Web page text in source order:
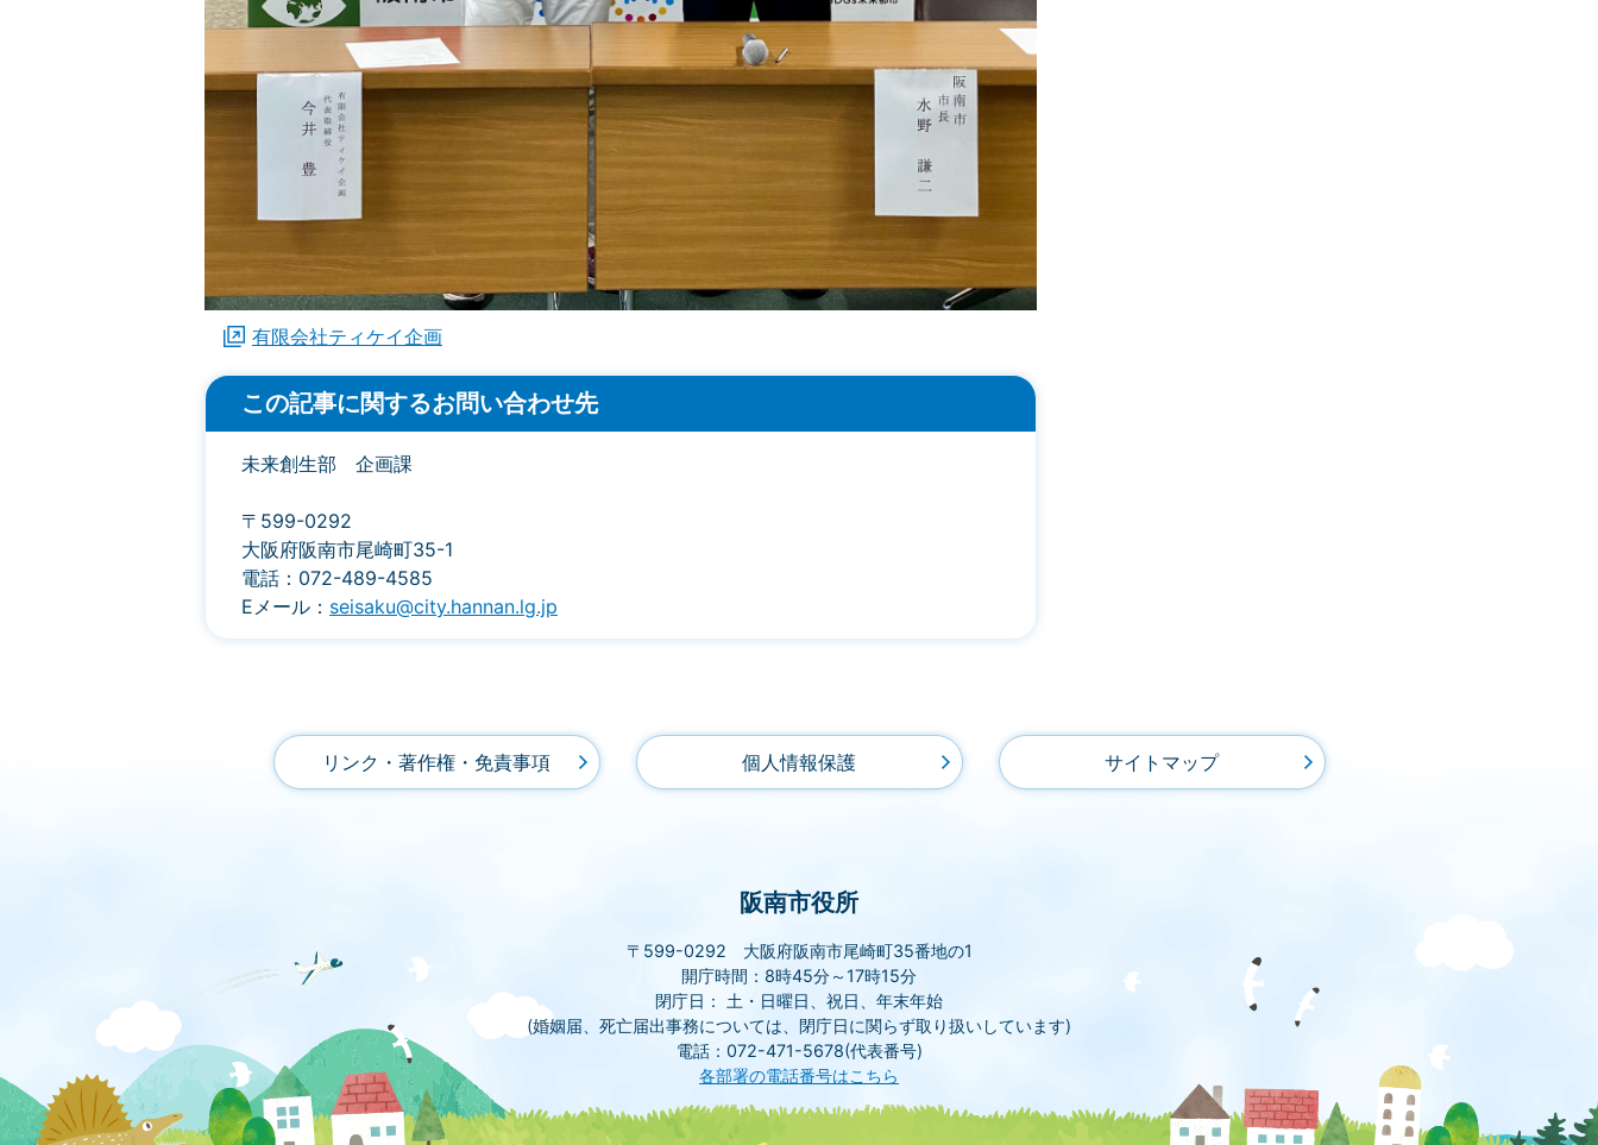
有限会社ティケイ企画
この記事に関するお問い合わせ先
未来創生部 企画課
〒599-0292
大阪府阪南市尾崎町35-1
電話：072-489-4585
Eメール： seisaku@city.hannan.lg.jp
リンク・著作権・免責事項 個人情報保護 サイトマップ
阪南市役所
〒599-0292 大阪府阪南市尾崎町35番地の1
開庁時間：8時45分～17時15分
閉庁日： 土・日曜日、祝日、年末年始
(婚姻届、死亡届出事務については、閉庁日に関らず取り扱いしています)
電話：072-471-5678(代表番号)
各部署の電話番号はこちら